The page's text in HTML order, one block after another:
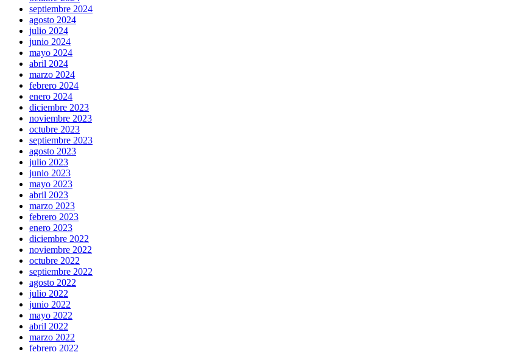
septiembre 2024
agosto 2024
julio 2024
junio 2024
mayo 2024
abril 2024
marzo 2024
febrero 2024
enero 2024
diciembre 2023
noviembre 2023
octubre 2023
septiembre 2023
agosto 2023
julio 2023
junio 2023
mayo 2023
abril 2023
marzo 2023
febrero 2023
enero 2023
diciembre 2022
noviembre 2022
octubre 2022
septiembre 2022
agosto 2022
julio 2022
junio 2022
mayo 2022
abril 2022
marzo 2022
febrero 2022